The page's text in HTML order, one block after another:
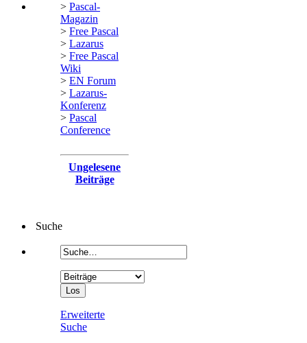
> Pascal-
Magazin
> Free Pascal
> Lazarus
> Free Pascal
Wiki
> EN Forum
> Lazarus-
Konferenz
> Pascal
Conference
Ungelesene
Beiträge
Suche
Erweiterte
Suche